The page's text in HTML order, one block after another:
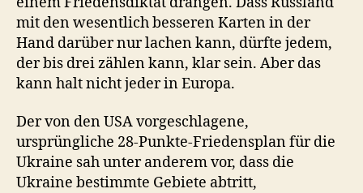
mit den wesentlich besseren Karten in der
Hand darüber nur lachen kann, dürfte jedem,
der bis drei zählen kann, klar sein. Aber das
kann halt nicht jeder in Europa.
Der von den USA vorgeschlagene,
ursprüngliche 28-Punkte‑Friedensplan für die
Ukraine sah unter anderem vor, dass die
Ukraine bestimmte Gebiete abtritt,